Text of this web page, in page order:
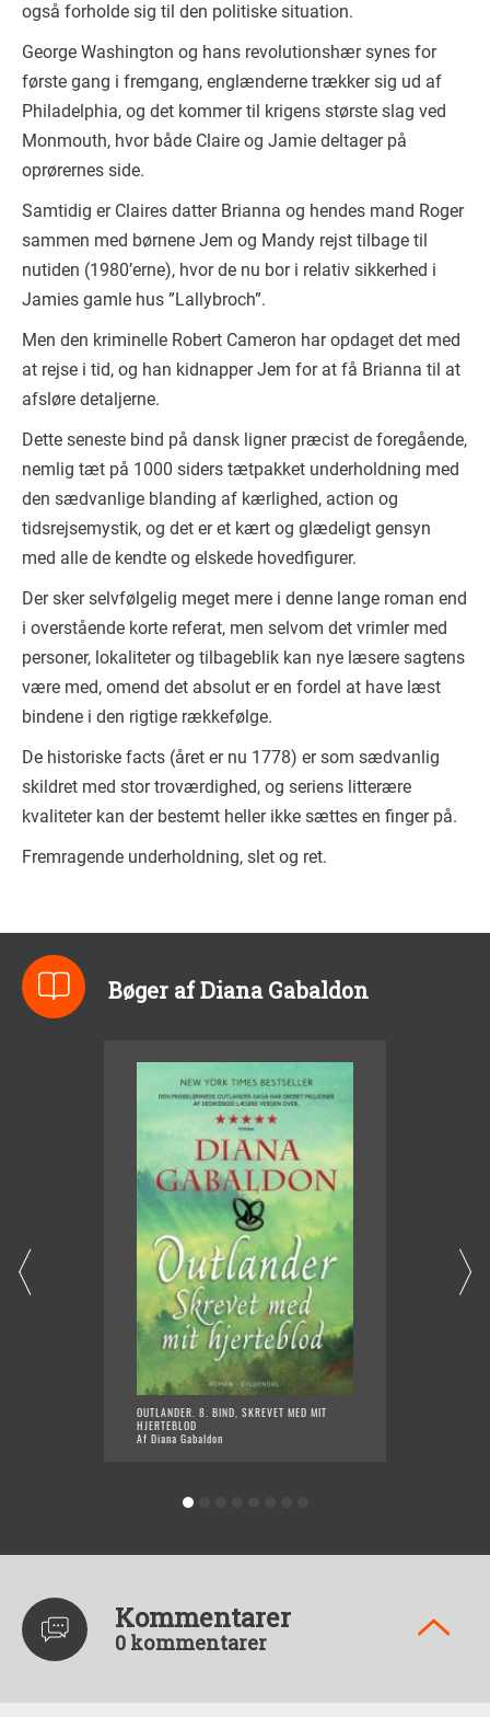
også forholde sig til den politiske situation.
George Washington og hans revolutionshær synes for
første gang i fremgang, englænderne trækker sig ud af
Philadelphia, og det kommer til krigens største slag ved
Monmouth, hvor både Claire og Jamie deltager på
oprørernes side.
Samtidig er Claires datter Brianna og hendes mand Roger
sammen med børnene Jem og Mandy rejst tilbage til
nutiden (1980’erne), hvor de nu bor i relativ sikkerhed i
Jamies gamle hus ”Lallybroch”.
Men den kriminelle Robert Cameron har opdaget det med
at rejse i tid, og han kidnapper Jem for at få Brianna til at
afsløre detaljerne.
Dette seneste bind på dansk ligner præcist de foregående,
nemlig tæt på 1000 siders tætpakket underholdning med
den sædvanlige blanding af kærlighed, action og
tidsrejsemystik, og det er et kært og glædeligt gensyn
med alle de kendte og elskede hovedfigurer.
Der sker selvfølgelig meget mere i denne lange roman end
i overstående korte referat, men selvom det vrimler med
personer, lokaliteter og tilbageblik kan nye læsere sagtens
være med, omend det absolut er en fordel at have læst
bindene i den rigtige rækkefølge.
De historiske facts (året er nu 1778) er som sædvanlig
skildret med stor troværdighed, og seriens litterære
kvaliteter kan der bestemt heller ikke sættes en finger på.
Fremragende underholdning, slet og ret.
Bøger af Diana Gabaldon
OUTLANDER. 8. BIND, SKREVET MED MIT
HJERTEBLOD
Af Diana Gabaldon
Kommentarer
0 kommentarer